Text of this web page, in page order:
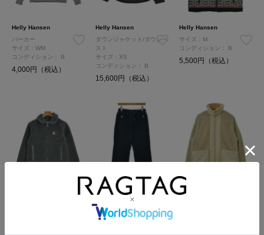
Helly Hansen
パーカー
サイズ：WM
コンディション： B
4,000円（税込）
Helly Hansen
ダウンジャケット/ダウンベ
スト
サイズ：XS
コンディション：
B
15,600円（税込）
Helly Hansen
サイズ：M
コンディション：
B
5,500円（税込）
Helly Hansen
サイズ：M
コンディション：B
Helly Hansen